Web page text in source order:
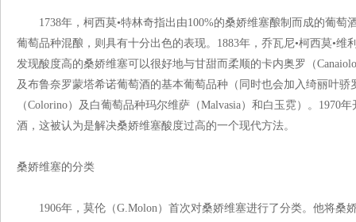
1738年，柯西莫•特林奇指出由100%的桑娇维塞酿制而成的葡萄
葡萄品种混酿，则具有十分出色的表现。1883年，乔瓦尼•柯西莫•
发现酸度高的桑娇维塞可以很好地与甘甜而柔顺的卡内奥罗（
及布鲁奈罗蒙塔希诺葡萄酒的基本葡萄品种（同时也会加入绮丽叶骄
（Colorino）及白葡萄品种玛尔维萨（Malvasia）和白玉霓）。1970
酒，这被认为是解决桑娇维塞酸度过高的一个现代方法。
桑娇维塞的分类
1906年，莫伦（G.Molon）首次对桑娇维塞进行了分类。他将桑娇